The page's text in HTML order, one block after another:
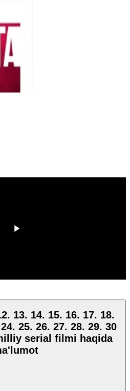
13. 14. 15. 16. 17. 18.
25. 26. 27. 28. 29. 30
serial filmi haqida